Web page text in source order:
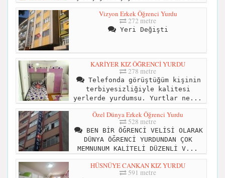
Vizyon Erkek Öğrenci Yurdu
272 metre
Yeri Değişti
KARİYER KIZ ÖĞRENCİ YURDU
278 metre
Telefonda görüştüğüm kişinin
terbiyesizliğiyle kalitesi
yerlerde yurdumsu. Yurtlar ne...
Özel Dünya Erkek Öğrenci Yurdu
528 metre
BEN BİR ÖĞRENCİ VELİSİ OLARAK
DÜNYA ÖĞRENCİ YURDUNDAN ÇOK
MEMNUNUM KALİTELİ DÜZENLİ V...
HÜSNÜYE CANKAN KIZ YURDU
591 metre